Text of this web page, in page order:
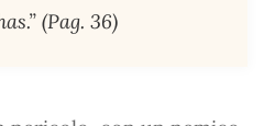
(Pag. 36)